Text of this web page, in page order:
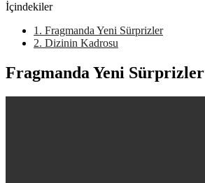
İçindekiler
1. Fragmanda Yeni Sürprizler
2. Dizinin Kadrosu
Fragmanda Yeni Sürprizler